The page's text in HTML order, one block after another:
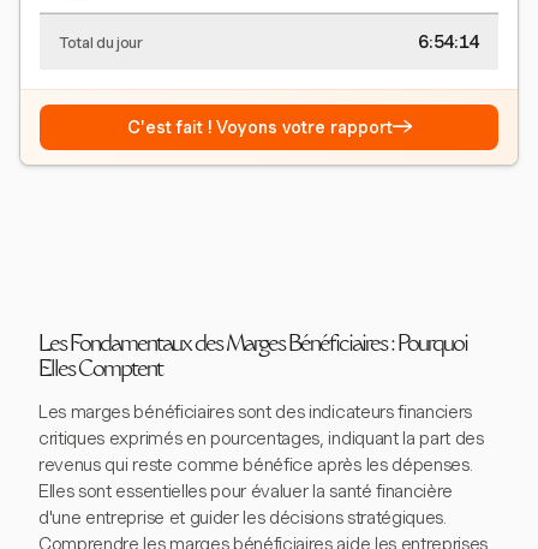
Total du jour 6:54:15
C'est fait ! Voyons votre rapport→
Les Fondamentaux des Marges Bénéficiaires : Pourquoi
Elles Comptent
Les marges bénéficiaires sont des indicateurs financiers
critiques exprimés en pourcentages, indiquant la part des
revenus qui reste comme bénéfice après les dépenses.
Elles sont essentielles pour évaluer la santé financière
d'une entreprise et guider les décisions stratégiques.
Comprendre les marges bénéficiaires aide les entreprises